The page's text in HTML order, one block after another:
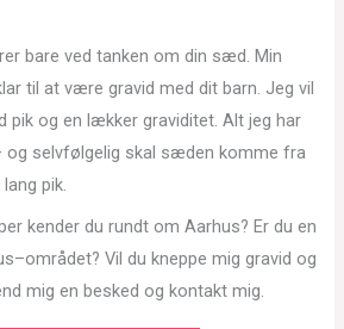
bare ved tanken om din sæd. Min
til at være gravid med dit barn. Jeg vil
pik og en lækker graviditet. Alt jeg har
og selvfølgelig skal sæden komme fra
pik.
kender du rundt om Aarhus? Er du en
Vil du kneppe mig gravid og
mig en besked og kontakt mig.